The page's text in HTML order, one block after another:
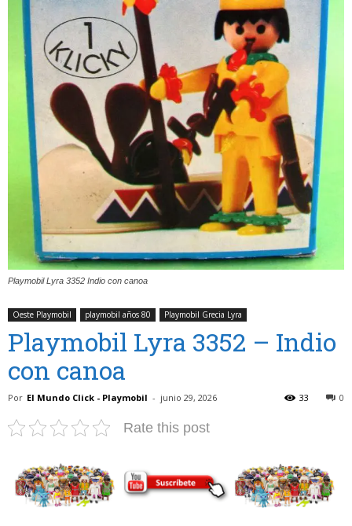
Playmobil Lyra 3352 Indio con canoa
Oeste Playmobil playmobil años 80 Playmobil Grecia Lyra
Playmobil Lyra 3352 – Indio
con canoa
Por El Mundo Click - Playmobil - junio 29, 2026 0
33
Rate this post